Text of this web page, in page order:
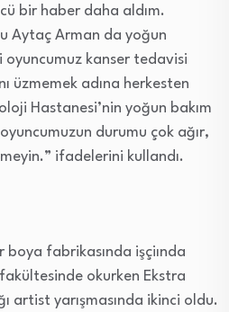
bir haber daha aldım.
Aytaç Arman da yoğun
oyuncumuz kanser tedavisi
üzmemek adına herkesten
Hastanesi’nin yoğun bakım
durumu çok ağır,
ifadelerini kullandı.
boya fabrikasında işçiında
okurken Ekstra
artist yarışmasında ikinci oldu.